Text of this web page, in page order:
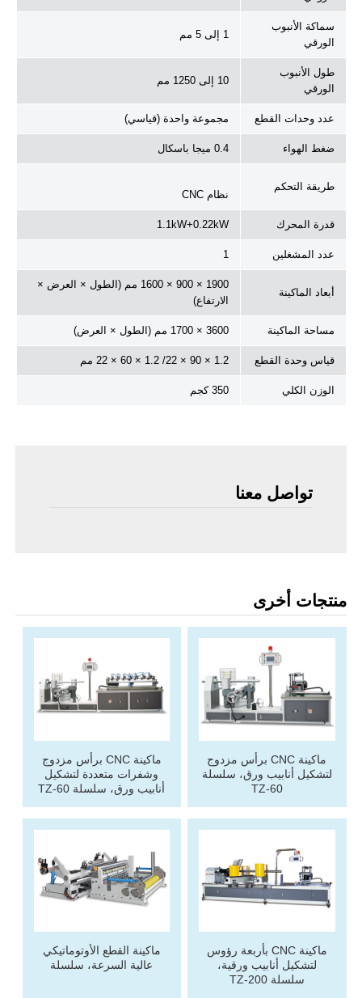
سماكة الأنبوب
الورقي
1 إلى 5 مم
طول الأنبوب
الورقي
10 إلى 1250 مم
عدد وحدات القطع مجموعة واحدة (قياسي)
ضغط الهواء 0.4 ميجا باسكال
طريقة التحكم
نظام CNC
قدرة المحرك 1.1kW+0.22kW
عدد المشغلين 1
أبعاد الماكينة
1900 × 900 × 1600 مم (الطول × العرض ×
الارتفاع)
مساحة الماكينة 3600 × 1700 مم (الطول × العرض)
قياس وحدة القطع 1.2 × 90 × 22/ 1.2 × 60 × 22 مم
الوزن الكلي 350 كجم
تواصل معنا
منتجات أخرى
ماكينة CNC برأس مزدوج
لتشكيل أنابيب ورق، سلسلة
TZ-60
ماكينة CNC برأس مزدوج
وشفرات متعددة لتشكيل
أنابيب ورق، سلسلة TZ-60
ماكينة CNC بأربعة رؤوس
لتشكيل أنابيب ورقية،
سلسلة TZ-200
ماكينة القطع الأوتوماتيكي
عالية السرعة، سلسلة